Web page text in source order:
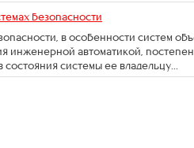
безопасности
в особенности систем
инженерной автоматикой,
системы ее владельцу...